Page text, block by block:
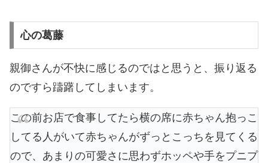
心の葛藤
親御さんが不快に感じるのではと思うと、振り返る
のですら躊躇してしまいます。
この前お店で食事してたら横の席に赤ちゃん抱っこ
してる人がいて赤ちゃんがずっとこっちを見てくる
ので、あまりの可愛さに思わずホッペや手をプニプ